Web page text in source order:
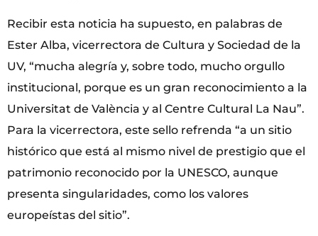
Recibir esta noticia ha supuesto, en palabras de
Ester Alba, vicerrectora de Cultura y Sociedad de la
UV, “mucha alegría y, sobre todo, mucho orgullo
institucional, porque es un gran reconocimiento a la
Universitat de València y al Centre Cultural La Nau”.
Para la vicerrectora, este sello refrenda “a un sitio
histórico que está al mismo nivel de prestigio que el
patrimonio reconocido por la UNESCO, aunque
presenta singularidades, como los valores
europeístas del sitio”.